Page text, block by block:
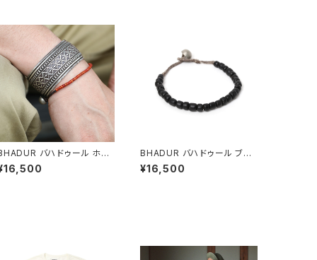
バハドゥール ホワ
トハートアンティークビーズ
レスレット 金赤 #b126 日
BHADUR バハドゥール ブラ
ック アンティークガラスビーズ
ブレスレット #b124 日本製
¥16,500